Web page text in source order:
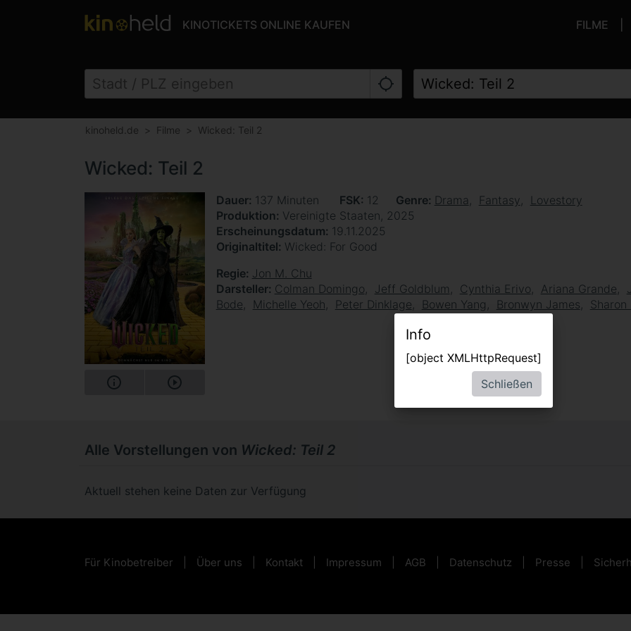
KINOTICKETS ONLINE KAUFEN FILME
kinoheld.de Filme Wicked: Teil 2
Wicked: Teil 2
Dauer 137 Minuten FSK 12 Genre Drama Fantasy
Lovestory
Produktion Vereinigte Staaten, 2025
Erscheinungsdatum 19.11.2025
Originaltitel Wicked: For Good
Regie Jon M. Chu
Darsteller Colman Domingo Jeff Goldblum Cynthia Erivo Ariana Grande
Bode
Michelle Yeoh Peter Dinklage Bowen Yang Bronwyn James Sharon
Alle Vorstellungen von Wicked: Teil 2
Aktuell stehen keine Daten zur Verfügung
Für Kinobetreiber Über uns Kontakt Impressum AGB Datenschutz Presse
Info
[object XMLHttpRequest]
Schließen